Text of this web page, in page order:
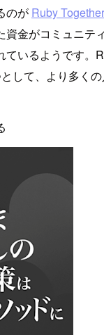
のが Ruby Together
資金がコミュニテ
ているようです。
して、より多く